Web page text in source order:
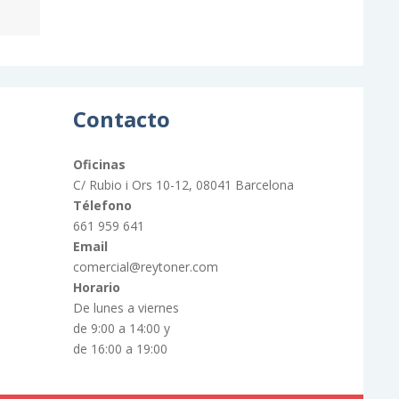
Contacto
Oficinas
C/ Rubio i Ors 10-12, 08041 Barcelona
Télefono
661 959 641
Email
comercial@reytoner.com
Horario
De lunes a viernes
de 9:00 a 14:00 y
de 16:00 a 19:00